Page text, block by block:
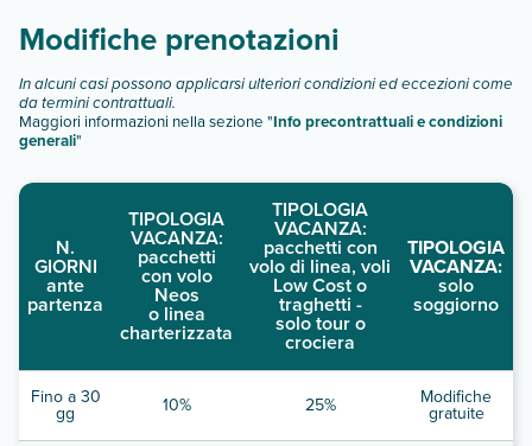
Modifiche prenotazioni
In alcuni casi possono applicarsi ulteriori condizioni ed eccezioni come
da termini contrattuali.
Maggiori informazioni nella sezione "Info precontrattuali e condizioni
generali"
N.
GIORNI
ante
partenza
TIPOLOGIA
VACANZA:
pacchetti
con volo
Neos
o linea
charterizzata
TIPOLOGIA
VACANZA:
pacchetti con
volo di linea, voli
Low Cost o
traghetti -
solo tour o
crociera
TIPOLOGIA
VACANZA:
solo
soggiorno
Fino a 30
gg 10% 25% Modifiche
gratuite